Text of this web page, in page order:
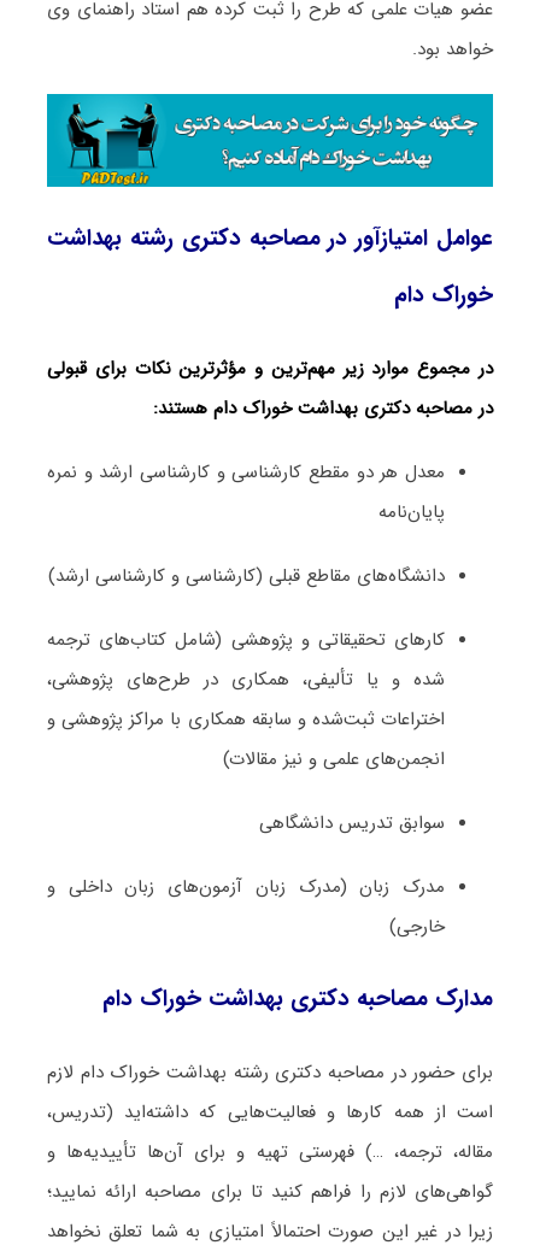
عضو هیات علمی که طرح را ثبت کرده هم استاد راهنمای وی
خواهد بود.
عوامل امتیازآور در مصاحبه دکتری رشته بهداشت
خوراک دام
در مجموع موارد زیر مهم‌ترین و مؤثرترین نکات برای قبولی
در مصاحبه دکتری بهداشت خوراک دام هستند:
معدل هر دو مقطع کارشناسی و کارشناسی ارشد و نمره
پایان‌نامه
دانشگاه‌های مقاطع قبلی (کارشناسی و کارشناسی ارشد)
کارهای تحقیقاتی و پژوهشی (شامل کتاب‌های ترجمه­‌
شده و یا تألیفی، همکاری در طرح‌های پژوهشی،
اختراعات ثبت‌­شده و سابقه همکاری با مراکز پژوهشی و
انجمن‌های علمی و نیز مقالات)
سوابق تدریس دانشگاهی
مدرک زبان (مدرک زبان آزمون‌های زبان داخلی و
خارجی)
مدارک مصاحبه دکتری بهداشت خوراک دام
برای حضور در مصاحبه دکتری رشته بهداشت خوراک دام لازم
است از همه کارها و فعالیت‌هایی که داشته‌اید (تدریس،
مقاله، ترجمه، …) فهرستی تهیه و برای آن‌ها تأییدیه‌ها و
گواهی‌های لازم را فراهم کنید تا برای مصاحبه ارائه نمایید؛
زیرا در غیر این صورت احتمالاً امتیازی به شما تعلق نخواهد